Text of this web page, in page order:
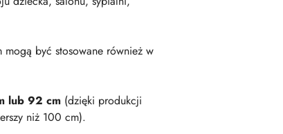
mogą być stosowane również w
lub 92 cm (dzięki produkcji
niż 100 cm).